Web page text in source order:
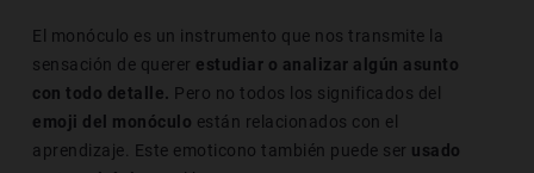
El monóculo es un instrumento que nos transmite la
sensación de querer estudiar o analizar algún asunto
con todo detalle. Pero no todos los significados del
emoji del monóculo están relacionados con el
aprendizaje. Este emoticono también puede ser usado